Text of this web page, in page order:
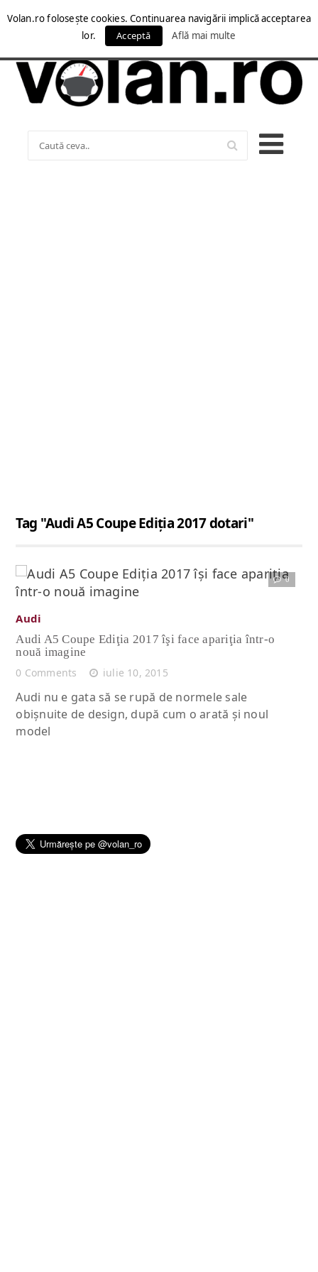
Tag "Audi A5 Coupe Ediţia 2017 dotari"
0
Citește articolul complet
Audi
Audi A5 Coupe Ediţia 2017 îşi face apariţia într-o
nouă imagine
0 Comments
iulie 10, 2015
Audi nu e gata să se rupă de normele sale
obişnuite de design, după cum o arată şi noul
model
Volan.ro folosește cookies. Continuarea navigării implică acceptarea
lor.
Acceptă Află mai multe